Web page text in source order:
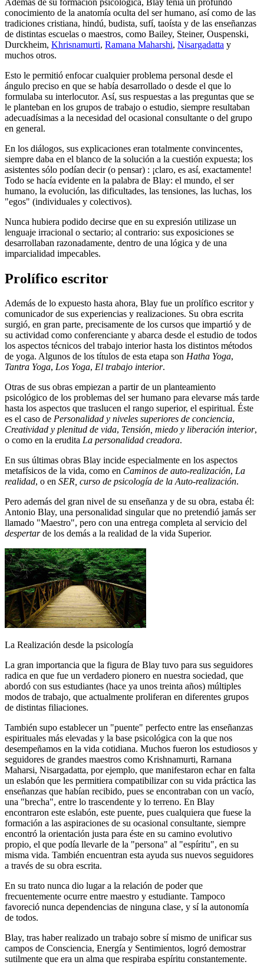
conocimiento de la anatomía oculta del ser humano, así como de las
tradiciones cristiana, hindú, budista, sufí, taoísta y de las enseñanzas
de distintas escuelas o maestros, como Bailey, Steiner, Ouspenski,
Durckheim, Khrisnamurti, Ramana Maharshi, Nisargadatta y
muchos otros.
Esto le permitió enfocar cualquier problema personal desde el
ángulo preciso en que se había desarrollado o desde el que lo
formulaba su interlocutor. Así, sus respuestas a las preguntas que se
le planteban en los grupos de trabajo o estudio, siempre resultaban
adecuadísimas a la necesidad del ocasional consultante o del grupo
en general.
En los diálogos, sus explicaciones eran totalmente convincentes,
siempre daba en el blanco de la solución a la cuestión expuesta; los
asistentes sólo podían decir (o pensar) : ¡claro, es así, exactamente!
Todo se hacía evidente en la palabra de Blay: el mundo, el ser
humano, la evolución, las dificultades, las tensiones, las luchas, los
"egos" (individuales y colectivos).
Nunca hubiera podido decirse que en su expresión utilizase un
lenguaje irracional o sectario; al contrario: sus exposiciones se
desarrollaban razonadamente, dentro de una lógica y de una
imparcialidad impecables.
Prolífico escritor
Además de lo expuesto hasta ahora, Blay fue un prolífico escritor y
comunicador de sus experiencias y realizaciones. Su obra escrita
surgió, en gran parte, precisamente de los cursos que impartió y de
su actividad como conferenciante y abarca desde el estudio de todos
los aspectos técnicos del trabajo interior hasta los distintos métodos
de yoga. Algunos de los títulos de esta etapa son Hatha Yoga,
Tantra Yoga, Los Yoga, El trabajo interior.
Otras de sus obras empiezan a partir de un planteamiento
psicológico de los problemas del ser humano para elevarse más tarde
hasta los aspectos que traslucen el rango superior, el espiritual. Éste
es el caso de Personalidad y niveles superiores de conciencia,
Creatividad y plenitud de vida, Tensión, miedo y liberación interior,
o como en la erudita La personalidad creadora.
En sus últimas obras Blay incide especialmente en los aspectos
metafísicos de la vida, como en Caminos de auto-realización, La
realidad, o en SER, curso de psicología de la Auto-realización.
Pero además del gran nivel de su enseñanza y de su obra, estaba él:
Antonio Blay, una personalidad singular que no pretendió jamás ser
llamado "Maestro", pero con una entrega completa al servicio del
despertarde los demás a la realidad de la vida Superior.
La Realización desde la psicología
La gran importancia que la figura de Blay tuvo para sus seguidores
radica en que fue un verdadero pionero en nuestra sociedad, que
abordó con sus estudiantes (hace ya unos treinta años) múltiples
modos de trabajo, que actualmente proliferan en diferentes grupos
de distintas filiaciones.
También supo establecer un "puente" perfecto entre las enseñanzas
espirituales más elevadas y la base psicológica con la que nos
desempeñamos en la vida cotidiana. Muchos fueron los estudiosos y
seguidores de grandes maestros como Krishnamurti, Rarnana
Maharsi, Nisargadatta, por ejemplo, que manifestaron echar en falta
un eslabón que les permitiera compatibilizar con su vida práctica las
enseñanzas que habían recibido, pues se encontraban con un vacío,
una "brecha", entre lo trascendente y lo terreno. En Blay
encontraron este eslabón, este puente, pues cualquiera que fuese la
formación a las aspiraciones de su ocasional consultante, siempre
encontró la orientación justa para éste en su camino evolutivo
propio, el que podía llevarle de la "persona" al "espíritu", en su
misma vida. También encuentran esta ayuda sus nuevos seguidores
a través de su obra escrita.
En su trato nunca dio lugar a la relación de poder que
frecuentemente ocurre entre maestro y estudiante. Tampoco
favoreció nunca dependencias de ninguna clase, y sí la autonomía
de todos.
Blay, tras haber realizado un trabajo sobre sí mismo de unificar sus
campos de Consciencia, Energía y Sentimientos, logró demostrar
sutilmente que era un alma que respiraba espíritu constantemente.